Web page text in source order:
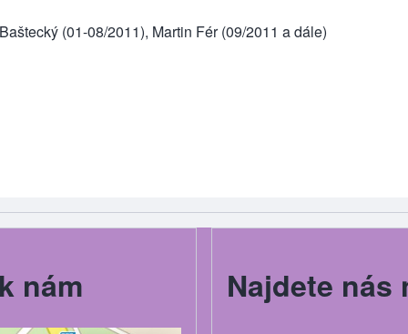
(01-08/2011), Martin Fér (09/2011 a dále)
nám Najdete nás